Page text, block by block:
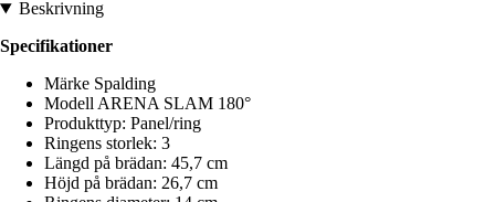
Beskrivning
Specifikationer
Märke Spalding
Modell ARENA SLAM 180°
Produkttyp: Panel/ring
Ringens storlek: 3
Längd på brädan: 45,7 cm
Höjd på brädan: 26,7 cm